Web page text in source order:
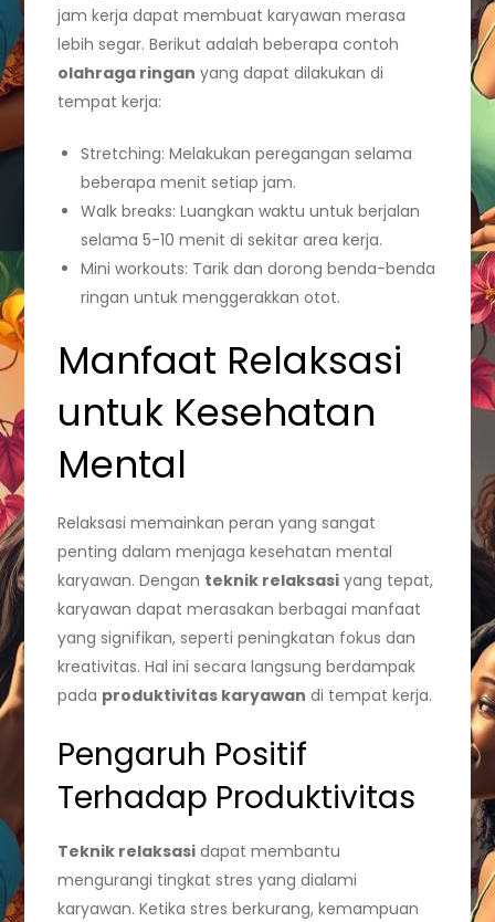
jam kerja dapat membuat karyawan merasa
lebih segar. Berikut adalah beberapa contoh
olahraga ringan yang dapat dilakukan di
tempat kerja:
Stretching: Melakukan peregangan selama
beberapa menit setiap jam.
Walk breaks: Luangkan waktu untuk berjalan
selama 5-10 menit di sekitar area kerja.
Mini workouts: Tarik dan dorong benda-benda
ringan untuk menggerakkan otot.
Manfaat Relaksasi
untuk Kesehatan
Mental
Relaksasi memainkan peran yang sangat
penting dalam menjaga kesehatan mental
karyawan. Dengan teknik relaksasi yang tepat,
karyawan dapat merasakan berbagai manfaat
yang signifikan, seperti peningkatan fokus dan
kreativitas. Hal ini secara langsung berdampak
pada produktivitas karyawan di tempat kerja.
Pengaruh Positif
Terhadap Produktivitas
Teknik relaksasi dapat membantu
mengurangi tingkat stres yang dialami
karyawan. Ketika stres berkurang, kemampuan